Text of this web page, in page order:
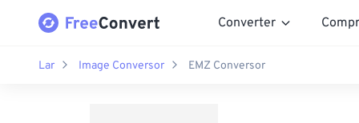
Converter
Lar Image Conversor EMZ Conversor